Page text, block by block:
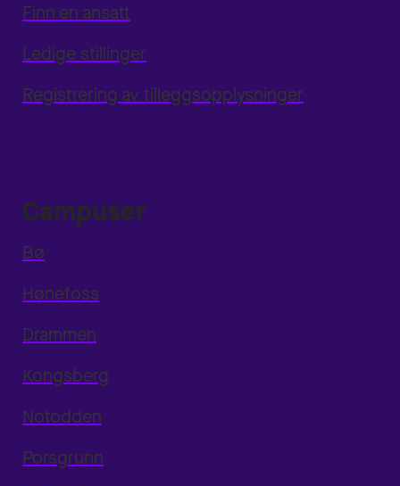
Finn en ansatt
Ledige stillinger
Registrering av tilleggsopplysninger
Campuser
Bø
Hønefoss
Drammen
Kongsberg
Notodden
Porsgrunn